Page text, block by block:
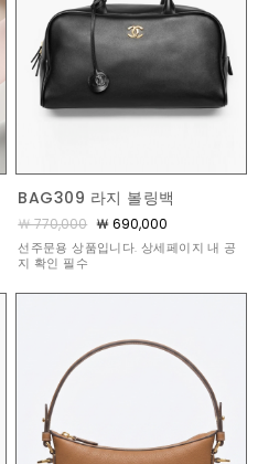
BAG309 라지 볼링백
￦ 770,000 ￦ 690,000
선주문용 상품입니다. 상세페이지 내 공
지 확인 필수